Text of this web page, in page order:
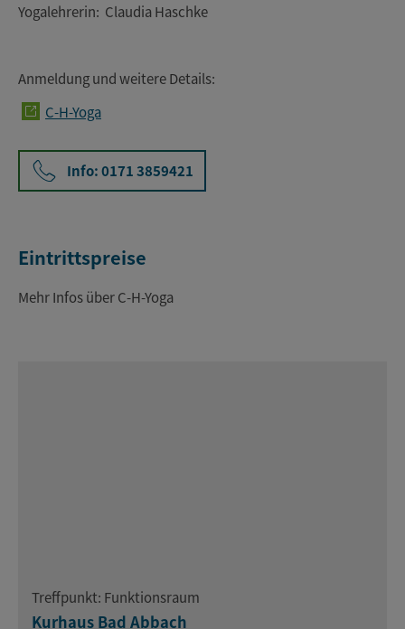
Yogalehrerin: Claudia Haschke
Anmeldung und weitere Details:
C-H-Yoga
Info: 0171 3859421
Eintrittspreise
Mehr Infos über C-H-Yoga
Treffpunkt: Funktionsraum
Kurhaus Bad Abbach